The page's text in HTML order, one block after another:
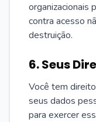
organizacionais
contra acesso
destruição.
6. Seus
Você tem
seus dados
para exercer